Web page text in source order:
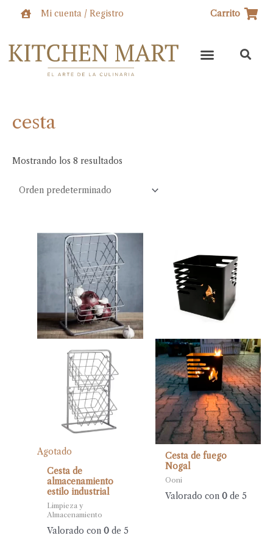
Mi cuenta / Registro Carrito
cesta
Mostrando los 8 resultados
Agotado
Cesta de
almacenamiento
estilo industrial
Limpieza y
Almacenamiento
Valorado con0 de 5
Cesta de fuego
Nogal
Ooni
Valorado con 0de 5